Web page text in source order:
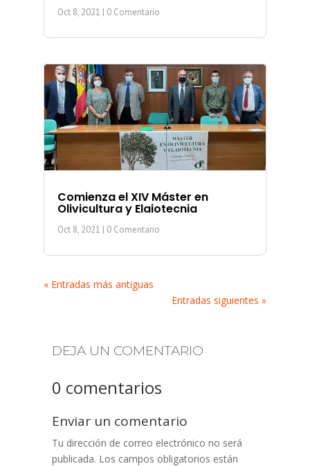
Oct 8, 2021 | 0 Comentario
Comienza el XIV Máster en
Olivicultura y Elaiotecnia
Oct 8, 2021 | 0 Comentario
« Entradas más antiguas
Entradas siguientes »
DEJA UN COMENTARIO
0 comentarios
Enviar un comentario
Tu dirección de correo electrónico no será
publicada. Los campos obligatorios están